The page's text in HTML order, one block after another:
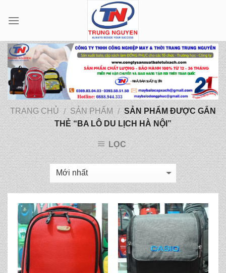
TRANG CHỦ / SẢN PHẨM / SẢN PHẨM ĐƯỢC GẮN
THẺ “BA LÔ DU LỊCH HÀ NỘI”
LỌC